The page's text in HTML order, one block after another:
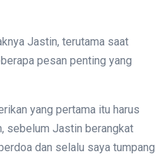
Jastin, terutama saat
pesan penting yang
yang pertama itu harus
sebelum Jastin berangkat
dan selalu saya tumpang